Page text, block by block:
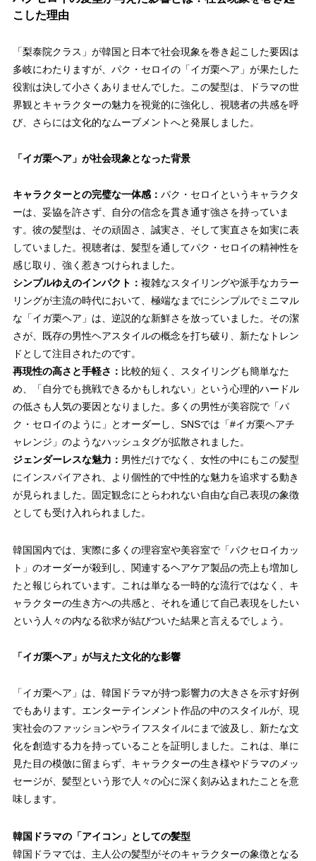
こした理由
「梨泰院クラス」が韓国と日本で社会現象を巻き起こした要因は
多岐にわたりますが、パク・セロイの「イガ栗ヘア」が果たした
役割は決して小さくありませんでした。この髪型は、ドラマの世
界観とキャラクターの魅力を視覚的に強化し、視聴者の共感を呼
び、さらには文化的なムーブメントへと発展しました。
「イガ栗ヘア」が社会現象となった背景
キャラクターとの完璧な一体感： パク・セロイというキャラクタ
ーは、妥協を許さず、自分の信念を貫き通す強さを持っていま
す。彼の髪型は、その頑固さ、誠実さ、そして実直さ を如実に表
していました。視聴者は、髪型を通してパク・セロイの精神性を
感じ取り、強く惹きつけられました。
シンプルゆえのインパクト： 複雑なスタイリングや派手なカラー
リングが主流の時代において、極端なまでにシンプルでミニマル
な「イガ栗ヘア」は、 逆説的な新鮮さ を放っていました。その潔
さが、既存の男性ヘアスタイルの概念を打ち破り、新たなトレン
ドとして注目されたのです。
再現性の高さと手軽さ： 比較的短く、スタイリングも簡単なた
め、「自分でも挑戦できるかもしれない」という心理的ハードル
の低さ も人気の要因となりました。多くの男性が美容院で「パ
ク・セロイのように」とオーダーし、SNSでは「#イガ栗ヘアチ
ャレンジ」のようなハッシュタグが拡散されました。
ジェンダーレスな魅力： 男性だけでなく、女性の中にもこの髪型
にインスパイアされ、より個性的で中性的な魅力を追求する動き
が見られました。固定観念にとらわれない自由な自己表現の象徴
としても受け入れられました。
韓国国内では、実際に多くの理容室や美容室で「パクセロイカッ
ト」のオーダーが殺到し、関連するヘアケア製品の売上も増加し
たと報じられています。これは単なる一時的な流行ではなく、キ
ャラクターの生き方への共感と、それを通じて自己表現をしたい
という人々の内なる欲求が結びついた結果と言えるでしょう。
「イガ栗ヘア」が与えた文化的な影響
「イガ栗ヘア」は、韓国ドラマが持つ影響力の大きさを示す好例
でもあります。エンターテインメント作品の中のスタイルが、現
実社会のファッションやライフスタイルにまで波及し、 新たな文
化を創造する力を持っていることを証明しました。これは、単に
見た目の模倣に留まらず、キャラクターの生き様やドラマのメッ
セージが、髪型という形で人々の心に深く刻み込まれたことを意
味します。
韓国ドラマの「アイコン」としての髪型
韓国ドラマでは、主人公の髪型がそのキャラクターの象徴となる